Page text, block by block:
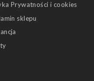
Prywatności i cookies
sklepu